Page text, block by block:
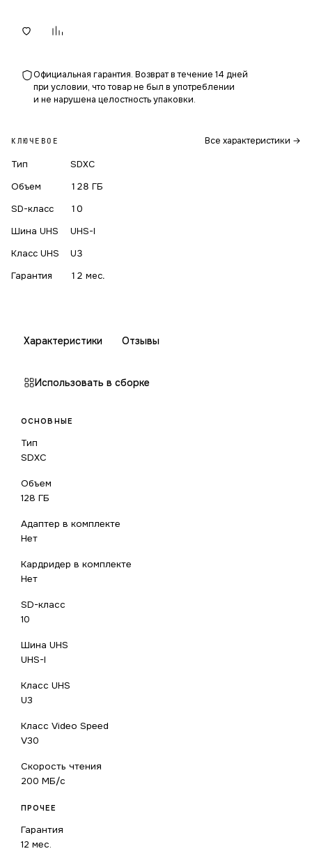
Официальная гарантия. Возврат в течение 14 дней
при условии, что товар не был в употреблении
и не нарушена целостность упаковки.
КЛЮЧЕВОЕ Все характеристики →
Тип
SDXC
Объем
128 ГБ
SD-класс
10
Шина UHS
UHS-I
Класс UHS
U3
Гарантия
12 мес.
Характеристики Отзывы
Использовать в сборке
ОСНОВНЫЕ
Тип
SDXC
Объем
128 ГБ
Адаптер в комплекте
Нет
Кардридер в комплекте
Нет
SD-класс
10
Шина UHS
UHS-I
Класс UHS
U3
Класс Video Speed
V30
Скорость чтения
200 МБ/с
ПРОЧЕЕ
Гарантия
12 мес.